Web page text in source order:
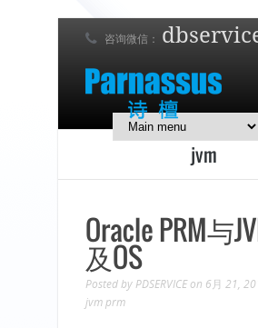
咨询微信：
7 x 24 在线支持！
简体中文 日
jvm
Oracle PRM与
及OS
Posted by PDSERVICE on 6月 21,
jvm prm